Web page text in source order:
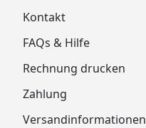
Kontakt
FAQs & Hilfe
Rechnung drucken
Zahlung
Versandinformationen